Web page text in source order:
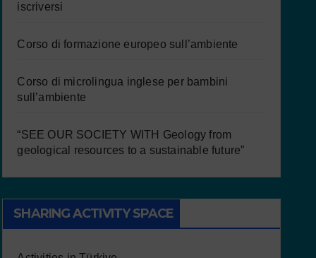
iscriversi
Corso di formazione europeo sull’ambiente
Corso di microlingua inglese per bambini
sull’ambiente
“SEE OUR SOCIETY WITH Geology from
geological resources to a sustainable future”
SHARING ACTIVITY SPACE